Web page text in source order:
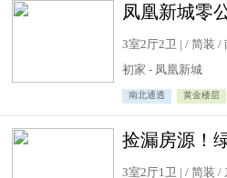
3室2厅2卫 | / 简装 /
初家 - 凤凰新城
南北通透 黄金楼层
3室2厅1卫 | / 简装 /